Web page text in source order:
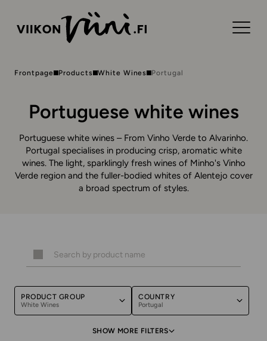
Frontpage Products White Wines Portugal
Portuguese white wines
Portuguese white wines – From Vinho Verde to Alvarinho.
Portugal specialises in producing crisp, aromatic white
wines. The light, sparklingly fresh wines of Minho's Vinho
Verde region and the fuller-bodied whites of Alentejo cover
a broad spectrum of styles.
PRODUCT GROUP
White Wines
COUNTRY
Portugal
SHOW MORE FILTERS